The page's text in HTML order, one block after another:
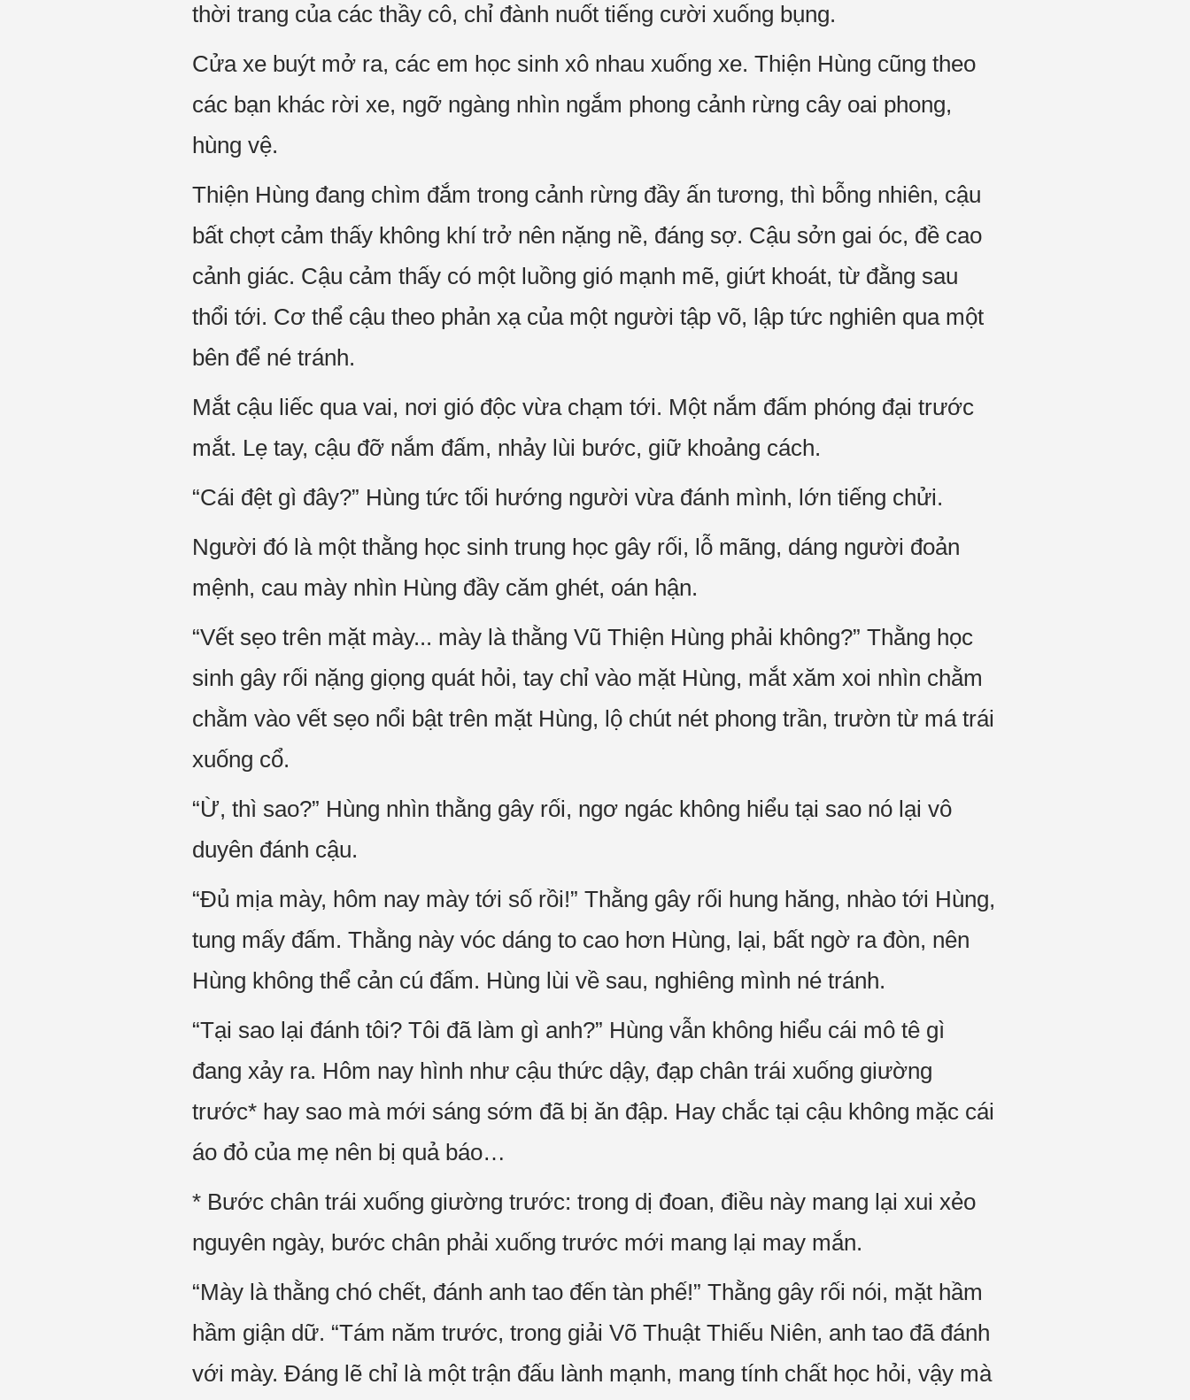
thời trang của các thầy cô, chỉ đành nuốt tiếng cười xuống bụng.
Cửa xe buýt mở ra, các em học sinh xô nhau xuống xe. Thiện Hùng cũng theo
các bạn khác rời xe, ngỡ ngàng nhìn ngắm phong cảnh rừng cây oai phong,
hùng vệ.
Thiện Hùng đang chìm đắm trong cảnh rừng đầy ấn tương, thì bỗng nhiên, cậu
bất chợt cảm thấy không khí trở nên nặng nề, đáng sợ. Cậu sởn gai óc, đề cao
cảnh giác. Cậu cảm thấy có một luồng gió mạnh mẽ, giứt khoát, từ đằng sau
thổi tới. Cơ thể cậu theo phản xạ của một người tập võ, lập tức nghiên qua một
bên để né tránh.
Mắt cậu liếc qua vai, nơi gió độc vừa chạm tới. Một nắm đấm phóng đại trước
mắt. Lẹ tay, cậu đỡ nắm đấm, nhảy lùi bước, giữ khoảng cách.
“Cái đệt gì đây?” Hùng tức tối hướng người vừa đánh mình, lớn tiếng chửi.
Người đó là một thằng học sinh trung học gây rối, lỗ mãng, dáng người đoản
mệnh, cau mày nhìn Hùng đầy căm ghét, oán hận.
“Vết sẹo trên mặt mày... mày là thằng Vũ Thiện Hùng phải không?” Thằng học
sinh gây rối nặng giọng quát hỏi, tay chỉ vào mặt Hùng, mắt xăm xoi nhìn chằm
chằm vào vết sẹo nổi bật trên mặt Hùng, lộ chút nét phong trần, trườn từ má trái
xuống cổ.
“Ừ, thì sao?” Hùng nhìn thằng gây rối, ngơ ngác không hiểu tại sao nó lại vô
duyên đánh cậu.
“Đủ mịa mày, hôm nay mày tới số rồi!” Thằng gây rối hung hăng, nhào tới Hùng,
tung mấy đấm. Thằng này vóc dáng to cao hơn Hùng, lại, bất ngờ ra đòn, nên
Hùng không thể cản cú đấm. Hùng lùi về sau, nghiêng mình né tránh.
“Tại sao lại đánh tôi? Tôi đã làm gì anh?” Hùng vẫn không hiểu cái mô tê gì
đang xảy ra. Hôm nay hình như cậu thức dậy, đạp chân trái xuống giường
trước* hay sao mà mới sáng sớm đã bị ăn đập. Hay chắc tại cậu không mặc cái
áo đỏ của mẹ nên bị quả báo…
* Bước chân trái xuống giường trước: trong dị đoan, điều này mang lại xui xẻo
nguyên ngày, bước chân phải xuống trước mới mang lại may mắn.
“Mày là thằng chó chết, đánh anh tao đến tàn phế!” Thằng gây rối nói, mặt hầm
hầm giận dữ. “Tám năm trước, trong giải Võ Thuật Thiếu Niên, anh tao đã đánh
với mày. Đáng lẽ chỉ là một trận đấu lành mạnh, mang tính chất học hỏi, vậy mà